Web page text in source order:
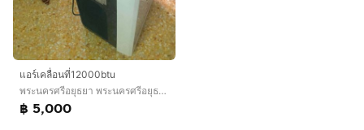
แอร์เคลื่อนที่12000btu
พระนครศรีอยุธยา พระนครศรีอยุธยา
฿ 5,000